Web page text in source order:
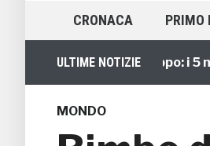
CRONACA PRIMO
ULTIME NOTIZIE
Viaggi di Gruppo: i 5
MONDO